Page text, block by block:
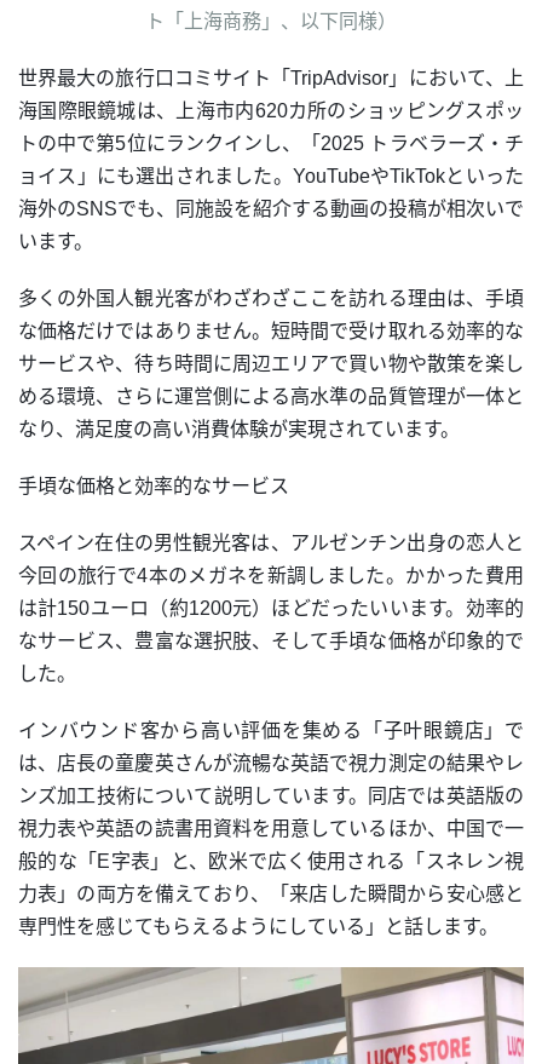
ト「上海商務」、以下同様）
世界最大の旅行口コミサイト「TripAdvisor」において、上
海国際眼鏡城は、上海市内620カ所のショッピングスポッ
トの中で第5位にランクインし、「2025 トラベラーズ・チ
ョイス」にも選出されました。YouTubeやTikTokといった
海外のSNSでも、同施設を紹介する動画の投稿が相次いで
います。
多くの外国人観光客がわざわざここを訪れる理由は、手頃
な価格だけではありません。短時間で受け取れる効率的な
サービスや、待ち時間に周辺エリアで買い物や散策を楽し
める環境、さらに運営側による高水準の品質管理が一体と
なり、満足度の高い消費体験が実現されています。
手頃な価格と効率的なサービス
スペイン在住の男性観光客は、アルゼンチン出身の恋人と
今回の旅行で4本のメガネを新調しました。かかった費用
は計150ユーロ（約1200元）ほどだったいいます。効率的
なサービス、豊富な選択肢、そして手頃な価格が印象的で
した。
インバウンド客から高い評価を集める「子叶眼鏡店」で
は、店長の童慶英さんが流暢な英語で視力測定の結果やレ
ンズ加工技術について説明しています。同店では英語版の
視力表や英語の読書用資料を用意しているほか、中国で一
般的な「E字表」と、欧米で広く使用される「スネレン視
力表」の両方を備えており、「来店した瞬間から安心感と
専門性を感じてもらえるようにしている」と話します。